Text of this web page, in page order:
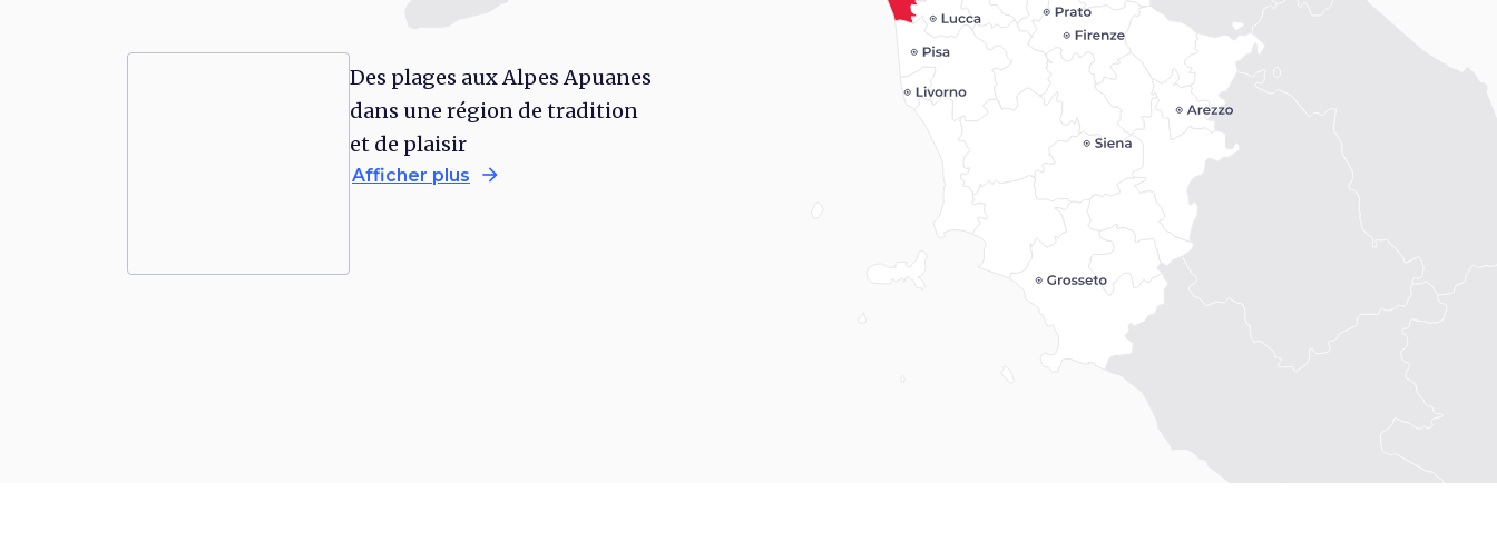
Des plages aux Alpes Apuanes
dans une région de tradition
et de plaisir
Afficher plus arrow_forward